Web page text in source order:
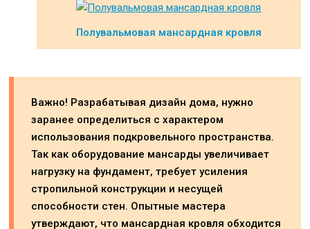
Полувальмовая мансардная кровля
Важно! Разрабатывая дизайн дома, нужно
заранее определиться с характером
использования подкровельного пространства.
Так как оборудование мансарды увеличивает
нагрузку на фундамент, требует усиления
стропильной конструкции и несущей
способности стен. Опытные мастера
утверждают, что мансардная кровля обходится